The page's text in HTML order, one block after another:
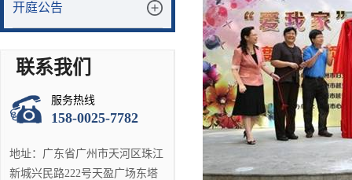
开庭公告
联系我们
服务热线
158-0025-7782
地址：广东省广州市天河区珠江
新城兴民路222号天盈广场东塔